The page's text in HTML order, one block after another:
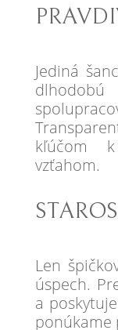
Jediná
kľúčom
vzťahom.
Len
úspech.
a
ponúkame